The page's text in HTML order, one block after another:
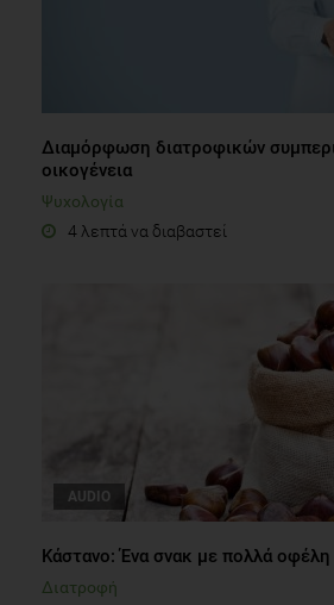
Διαμόρφωση διατροφικών
οικογένεια
Ψυχολογία
4 λεπτά να διαβαστεί
AUDIO
Κάστανο: Ένα σνακ με πολλά οφέλη
Διατροφή